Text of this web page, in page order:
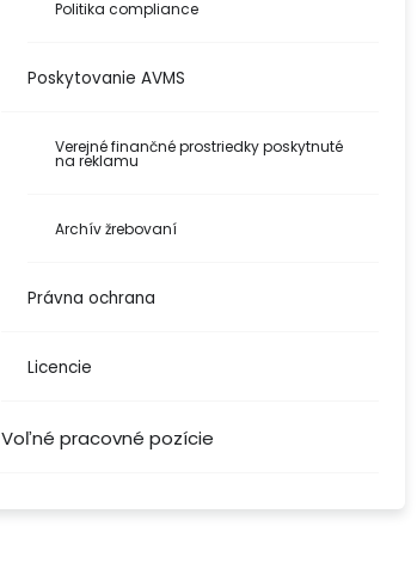
Politika compliance
Poskytovanie AVMS
Verejné finančné prostriedky poskytnuté
na reklamu
Archív žrebovaní
Právna ochrana
Licencie
Voľné pracovné pozície